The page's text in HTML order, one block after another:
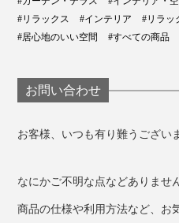
#リラックス
#インテリア #リラッ
#居心地のいい空間
#すべての商品
お問い合わせ
お客様、いつも有り難うござい
なにかご不明な点などありませ
商品の仕様や利用方法など、お